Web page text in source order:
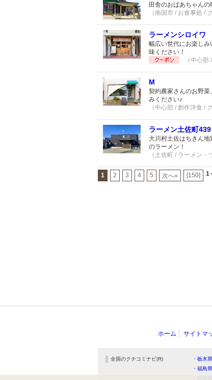
田舎のおばあちゃん
（南国市 / お食事処 /
ラーメンシロイワ
幅広い世代にお楽し
味ください！
（中心
M
契約農家さんのお野
みください♪
（中心部 / 創作洋食 /
ラーメン土佐町439
大川村土佐はちきん
のラーメン！
（土佐町 / ラーメン・
1 2 3 4 5 次へ» [150] 1
ホーム サイトマ
全国のクチコミナビ(R) ・栃木
・福島